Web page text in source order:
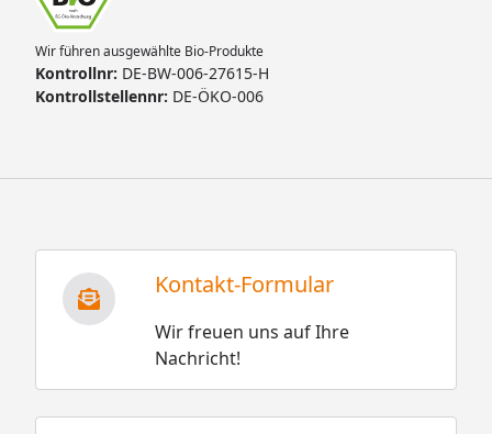
Wir führen ausgewählte Bio-Produkte
Kontrollnr: DE-BW-006-27615-H
Kontrollstellennr: DE-ÖKO-006
Kontakt-Formular
Wir freuen uns auf Ihre
Nachricht!